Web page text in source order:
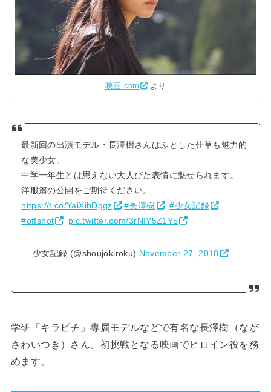
映画.com より
最新回の出演モデル・長澤樹さんはふとした仕草も魅力的
な美少女。
中学一年生とは思えない大人びた表情に魅せられます。
洋服篇の公開をご期待ください。
https://t.co/YaiXibDgqz
#長澤樹
#少女記録
#offshot
pic.twitter.com/3rNIY5Z1Y5
— 少女記録 (@shoujokiroku) November 27, 2018
学研「キラピチ」専属モデルなどで有名な長澤樹（なが
さわいつき）さん。初挑戦となる映画でヒロイン役を務
めます。